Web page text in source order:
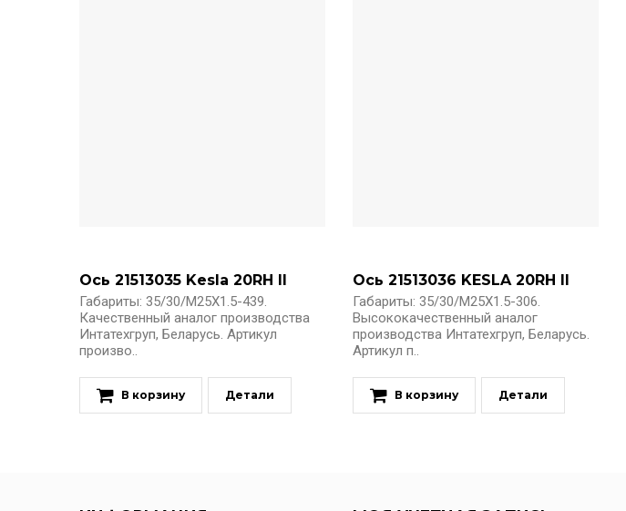
Ось 21513035 Kesla 20RH II
Габариты: 35/30/M25X1.5-439.
Качественный аналог производства
Интатехгруп, Беларусь. Артикул
произво..
В корзину Детали
Ось 21513036 KESLA 20RH II
Габариты: 35/30/M25X1.5-306.
Высококачественный аналог
производства Интатехгруп, Беларусь.
Артикул п..
В корзину Детали